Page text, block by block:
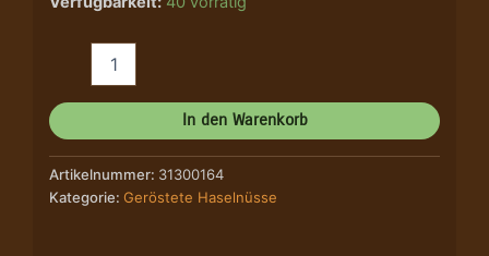
In den Warenkorb
Artikelnummer: 31300164
Kategorie: Geröstete Haselnüsse